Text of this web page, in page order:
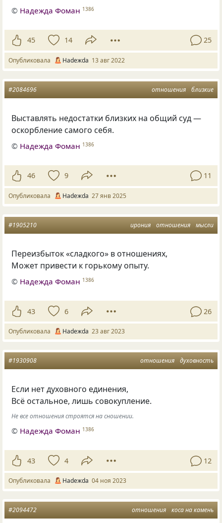
© Надежда Фоман 1386
45 14 25
Опубликовала Нadeжda 13 авг 2022
отношения близкие
#2084696
Выставлять недостатки близких на общий суд —
оскорбление самого себя.
© Надежда Фоман 1386
46 9 11
Опубликовала Нadeжda 27 янв 2025
ирония отношения мысли
#1905210
Переизбыток «сладкого» в отношениях,
Может привести к горькому опыту.
© Надежда Фоман 1386
43 6 26
Опубликовала Нadeжda 23 авг 2023
отношения духовность
#1930908
Если нет духовного единения,
Всё остальное, лишь совокупление.
Не все отношения строятся на сношении.
© Надежда Фоман 1386
43 4 12
Опубликовала Нadeжda 04 ноя 2023
отношения коса на камень
#2094472